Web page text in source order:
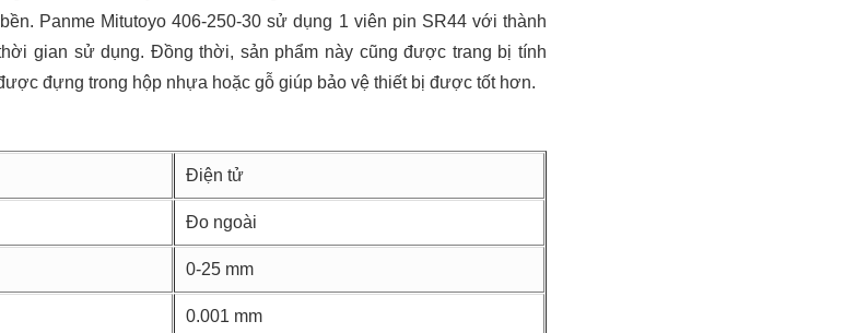
Panme Mitutoyo 406-250-30 sử dụng 1 viên pin SR44 với thành
gian sử dụng. Đồng thời, sản phẩm này cũng được trang bị tính
đựng trong hộp nhựa hoặc gỗ giúp bảo vệ thiết bị được tốt hơn.
Điện tử
Đo ngoài
0-25 mm
0.001 mm